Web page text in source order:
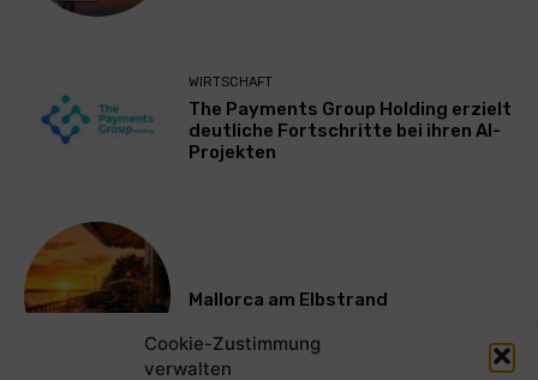
Cookie-Zustimmung
verwalten
WIRTSCHAFT
The Payments Group Holding erzielt
deutliche Fortschritte bei ihren AI-
Projekten
Mallorca am Elbstrand